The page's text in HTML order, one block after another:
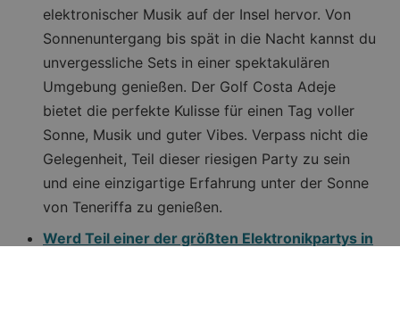
elektronischer Musik auf der Insel hervor. Von
Sonnenuntergang bis spät in die Nacht kannst du
unvergessliche Sets in einer spektakulären
Umgebung genießen. Der Golf Costa Adeje
bietet die perfekte Kulisse für einen Tag voller
Sonne, Musik und guter Vibes. Verpass nicht die
Gelegenheit, Teil dieser riesigen Party zu sein
und eine einzigartige Erfahrung unter der Sonne
von Teneriffa zu genießen.
Werd Teil einer der größten Elektronikpartys in